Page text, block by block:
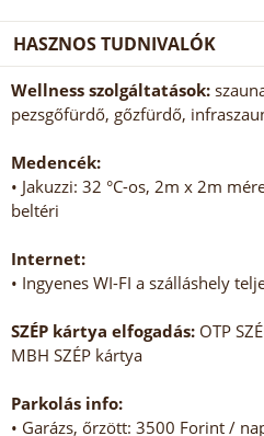
HASZNOS TUDNIVALÓK
Wellness szolgáltatások:
pezsgőfürdő, gőzfürdő,
Medencék:
• Jakuzzi: 32 °C-os, 2m x 2m
beltéri
Internet:
• Ingyenes WI-FI a szálláshely
SZÉP kártya elfogadás: OTP
MBH SZÉP kártya
Parkolás info:
• Garázs, őrzött: 3500 Forint /